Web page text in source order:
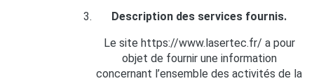
Description des services fournis.
Le site https://www.lasertec.fr/ a pour
objet de fournir une information
concernant l’ensemble des activités de la